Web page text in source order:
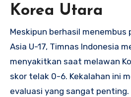
Korea Utara
Meskipun berhasil menembus
Asia U-17, Timnas Indonesia
menyakitkan saat melawan
skor telak 0-6. Kekalahan ini
evaluasi yang sangat penting.